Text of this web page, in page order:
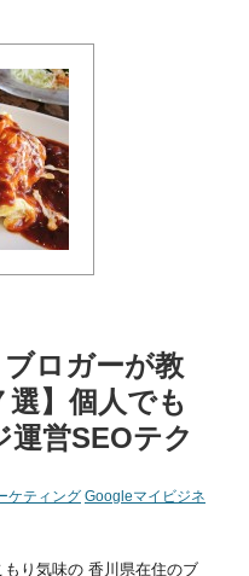
ブロガーが教
選】個人でも
営SEOテク
ケティング Googleマイビジネ
り気味の 香川県在住のブ